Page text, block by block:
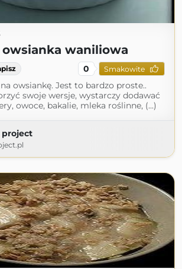
owsianka waniliowa
0 Smakowite
owsiankę. Jest to bardzo proste..
swoje wersje, wystarczy dodawać
owoce, bakalie, mleka roślinne, (...)
project